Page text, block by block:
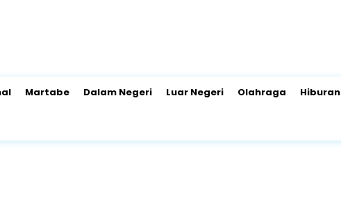
Martabe Dalam Negeri Luar Negeri Olahraga Hiburan